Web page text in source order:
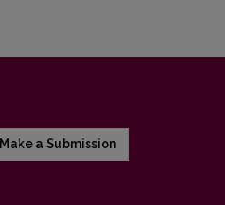
Make a Submission